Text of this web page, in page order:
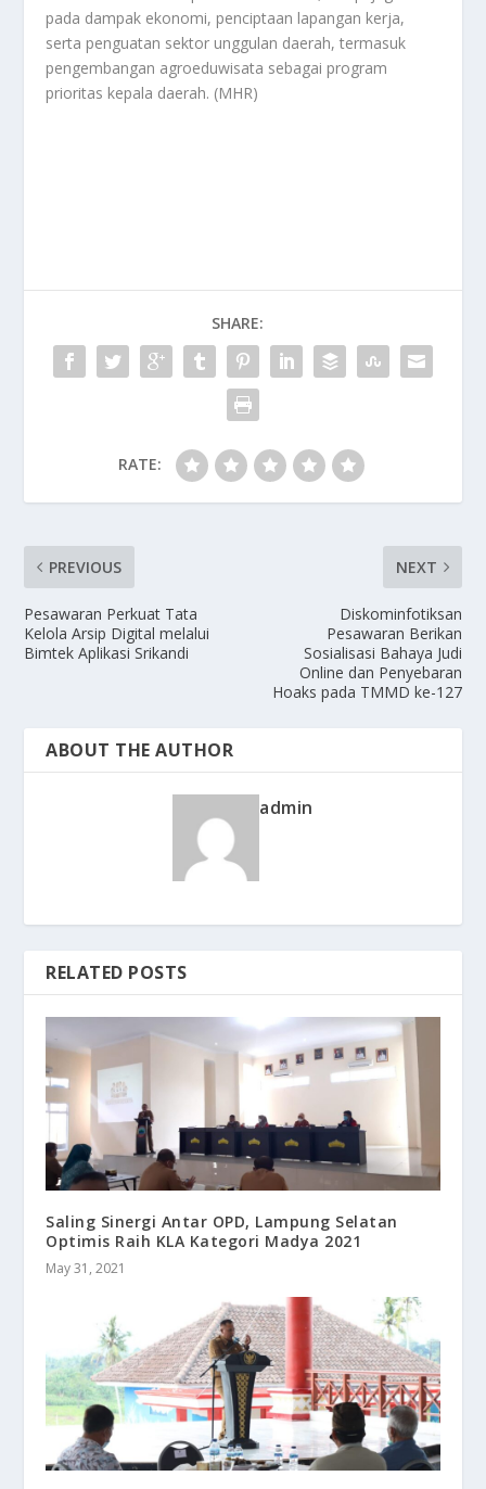
pada dampak ekonomi, penciptaan lapangan kerja,
serta penguatan sektor unggulan daerah, termasuk
pengembangan agroeduwisata sebagai program
prioritas kepala daerah. (MHR)
SHARE:
RATE:
PREVIOUS
Pesawaran Perkuat Tata
Kelola Arsip Digital melalui
Bimtek Aplikasi Srikandi
NEXT
Diskominfotiksan
Pesawaran Berikan
Sosialisasi Bahaya Judi
Online dan Penyebaran
Hoaks pada TMMD ke-127
ABOUT THE AUTHOR
admin
RELATED POSTS
Saling Sinergi Antar OPD, Lampung Selatan
Optimis Raih KLA Kategori Madya 2021
May 31, 2021